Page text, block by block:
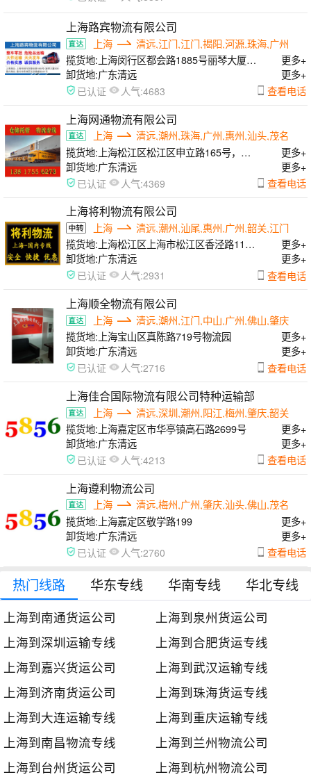
上海路宾物流有限公司
上海
清远,江门,江门,揭阳,河源,珠海,广州
揽货地: 上海闵行区都会路1885号丽琴大厦
508
更多+
卸货地:广东清远 更多+
已认证 人气:4683 查看电话
上海网通物流有限公司
上海
清远,潮州,珠海,广州,惠州,汕头,茂名
揽货地: 上海松江区松江区申立路165号，闵
行区曙光路168号，浦东区申江南路555号
更多+
卸货地:广东清远 更多+
已认证 人气:4369 查看电话
上海将利物流有限公司
上海
清远,潮州,汕尾,惠州,广州,韶关,江门
揽货地: 上海松江区上海市松江区香泾路115
号7幢
更多+
卸货地:广东清远 更多+
已认证 人气:2931 查看电话
上海顺全物流有限公司
上海
清远,潮州,江门,中山,广州,佛山,肇庆
揽货地: 上海宝山区真陈路719号物流园
更多+
卸货地:广东清远 更多+
已认证 人气:2716 查看电话
上海佳合国际物流有限公司特种运输部
上海
清远,深圳,潮州,阳江,梅州,肇庆,韶关
揽货地: 上海嘉定区市华亭镇高石路2699号
更多+
卸货地:广东清远 更多+
已认证 人气:4213 查看电话
上海遵利物流公司
上海
清远,梅州,广州,肇庆,汕头,佛山,茂名
揽货地: 上海嘉定区敬学路199
更多+
卸货地:广东清远 更多+
已认证 人气:2760 查看电话
热门线路 华东专线 华南专线 华北专线
上海到南通货运公司
上海到泉州货运公司
上海到深圳运输专线
上海到合肥货运专线
上海到嘉兴货运公司
上海到武汉运输专线
上海到济南货运公司
上海到珠海货运专线
上海到大连运输专线
上海到重庆运输专线
上海到南昌物流专线
上海到兰州物流公司
上海到台州货运公司
上海到杭州物流公司